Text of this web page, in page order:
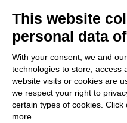
Refunds
This website
personal data
With your consent, we and
technologies to store, access
website visits or cookies are
we respect your right to
certain types of cookies.
more.